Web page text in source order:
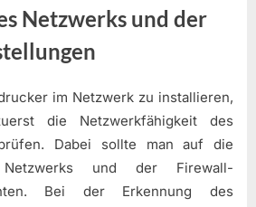
Netzwerks und der
im Netzwerk zu installieren,
die Netzwerkfähigkeit des
Dabei sollte man auf die
und der Firewall-
Bei der Erkennung des